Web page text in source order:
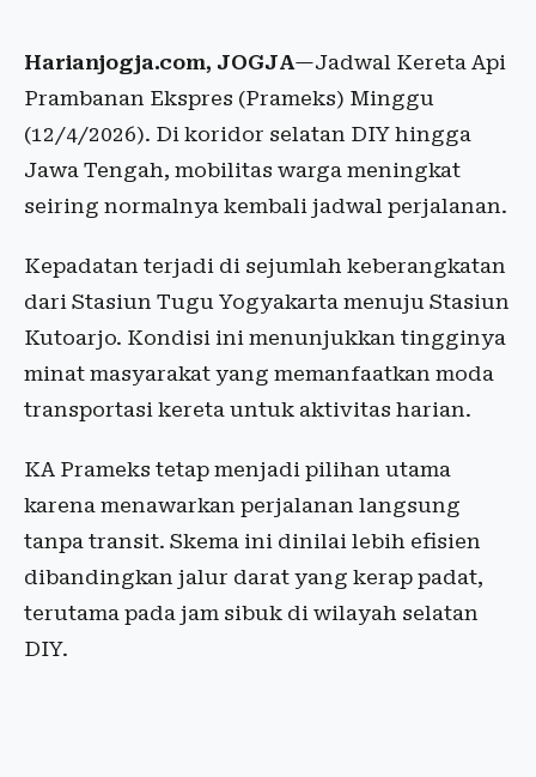
Harianjogja.com, JOGJA—Jadwal Kereta Api
Prambanan Ekspres (Prameks) Minggu
(12/4/2026). Di koridor selatan DIY hingga
Jawa Tengah, mobilitas warga meningkat
seiring normalnya kembali jadwal perjalanan.
Kepadatan terjadi di sejumlah keberangkatan
dari Stasiun Tugu Yogyakarta menuju Stasiun
Kutoarjo. Kondisi ini menunjukkan tingginya
minat masyarakat yang memanfaatkan moda
transportasi kereta untuk aktivitas harian.
KA Prameks tetap menjadi pilihan utama
karena menawarkan perjalanan langsung
tanpa transit. Skema ini dinilai lebih efisien
dibandingkan jalur darat yang kerap padat,
terutama pada jam sibuk di wilayah selatan
DIY.